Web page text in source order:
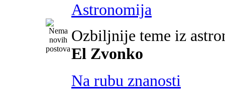
Astronomija
Ozbiljnije teme iz
El Zvonko
Na rubu znanosti